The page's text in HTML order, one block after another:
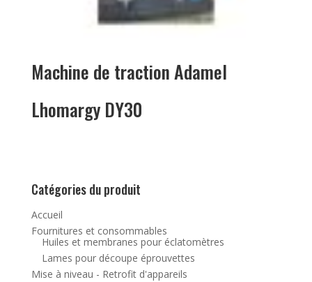
Machine de traction Adamel
Lhomargy DY30
Catégories du produit
Accueil
Fournitures et consommables
Huiles et membranes pour éclatomètres
Lames pour découpe éprouvettes
Mise à niveau - Retrofit d'appareils